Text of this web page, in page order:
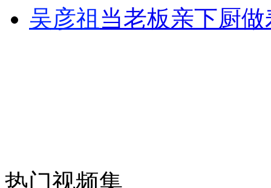
纽约上演“枕头大战”
吴彦祖 当老板亲下厨
热门视频集